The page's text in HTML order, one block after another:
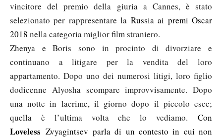
vincitore del premio della giuria a Cannes, è stato
selezionato per rappresentare la Russiaai premi Oscar
2018 nella categoriamiglior film straniero.
Zhenya e Boris sono in procinto di divorziare e
continuano a litigare per la vendita del loro
appartamento. Dopo uno dei numerosi litigi, loro figlio
dodicenne Alyosha scompare improvvisamente. Dopo
una notte in lacrime, il giorno dopo il piccolo esce;
quella è l’ultima volta che lo vediamo.
Con
LovelessZvyagintsev parla di un contesto in cui non